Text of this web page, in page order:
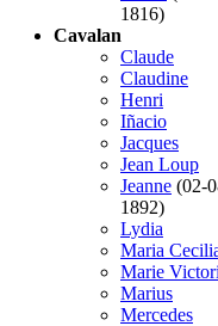
1816)
Cavalan
Claude
Claudine
Henri
Iñacio
Jacques
Jean Loup
Jeanne (02-
1892)
Lydia
Maria
Marie
Marius
Mercedes